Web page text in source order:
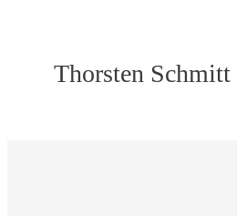
Thorsten Schmitt